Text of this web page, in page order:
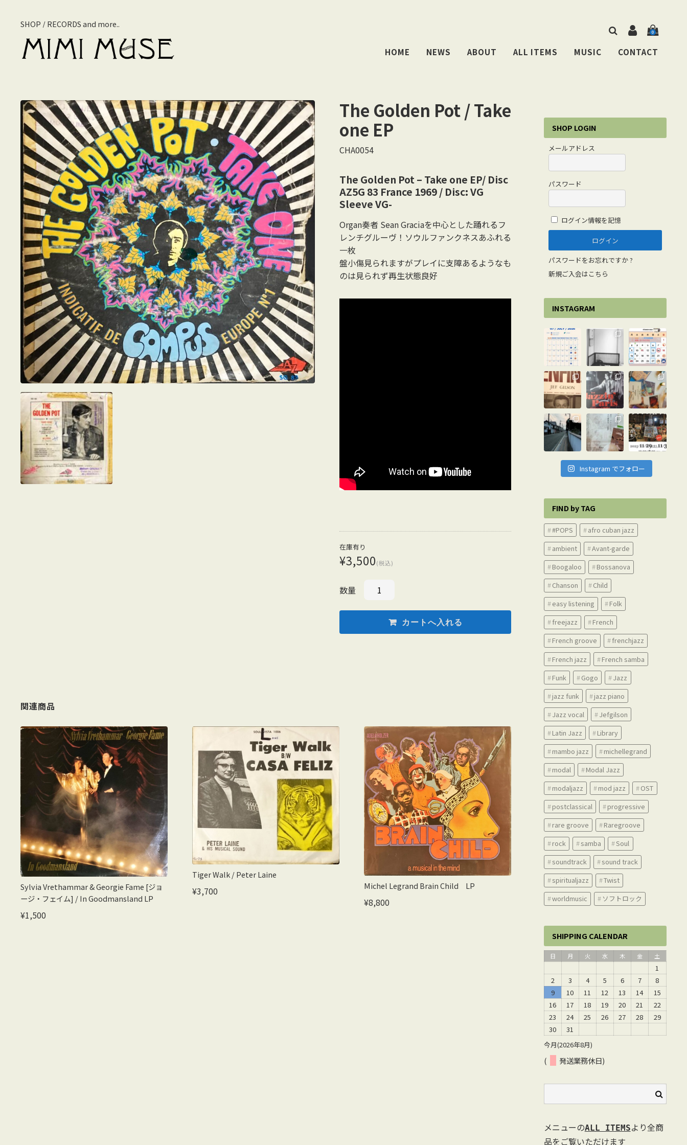
SHOP / RECORDS and more..
0
HOME NEWS ABOUT ALL ITEMS MUSIC CONTACT
The Golden Pot / Take
one EP
CHA0054
The Golden Pot – Take one EP/ Disc
AZ5G 83 France 1969 / Disc: VG
Sleeve VG-
Organ奏者 Sean Graciaを中心とした踊れるフ
レンチグルーヴ！ソウルファンクネスあふれる
一枚
盤小傷見られますがプレイに支障あるようなも
のは見られず再生状態良好
在庫有り
¥3,500(税込)
数量
関連商品
Sylvia Vrethammar & Georgie Fame [ジョ
ージ・フェイム] / In Goodmansland LP
¥1,500
Tiger Walk / Peter Laine
¥3,700 Michel Legrand Brain Child LP
¥8,800
SHOP LOGIN
メールアドレス
パスワード
ログイン情報を記憶
パスワードをお忘れですか ?
新規ご入会はこちら
INSTAGRAM
Instagram でフォロー
FIND by TAG
#POPS
afro cuban jazz
ambient
Avant-garde
Boogaloo
Bossanova
Chanson
Child
easy listening
Folk
freejazz
French
French groove
frenchjazz
French jazz
French samba
Funk
Gogo
Jazz
jazz funk
jazz piano
Jazz vocal
Jefgilson
Latin Jazz
Library
mambo jazz
michellegrand
modal
Modal Jazz
modaljazz
mod jazz
OST
postclassical
progressive
rare groove
Raregroove
rock
samba
Soul
soundtrack
sound track
spiritualjazz
Twist
worldmusic
ソフトロック
SHIPPING CALENDAR
今月(2026年8月)
日 月 火 水 木 金 土
1
2
3 4 5 6 7
8
9
10 11 12 13 14
15
16
17 18 19 20 21
22
23
24 25 26 27 28
29
30
31
( 発送業務休日)
メニューのALL ITEMSより全商
品をご覧いただけます